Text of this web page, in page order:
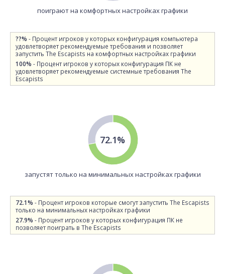
поиграют на комфортных настройках графики
??% - Процент игроков у которых конфигурация компьютера
удовлетворяет рекомендуемые требования и позволяет
запустить The Escapists на комфортных настройках графики
100% - Процент игроков у которых конфигурация ПК не
удовлетворяет рекомендуемые системные требования The
Escapists
72.1%
запустят только на минимальных настройках графики
72.1% - Процент игроков которые смогут запустить The Escapists
только на минимальных настройках графики
27.9% - Процент игроков у которых конфигурация ПК не
позволяет поиграть в The Escapists